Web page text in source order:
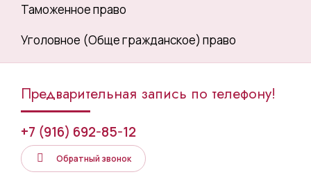
Таможенное право
Уголовное (Обще гражданское) право
Предварительная запись по телефону!
+7 (916) 692-85-12
Обратный звонок